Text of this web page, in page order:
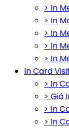
> In
> In
> In
> In
> In
In Card
> In
> Giá
> In
> In